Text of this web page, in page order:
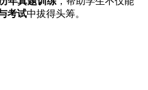
考试中拔得头筹。